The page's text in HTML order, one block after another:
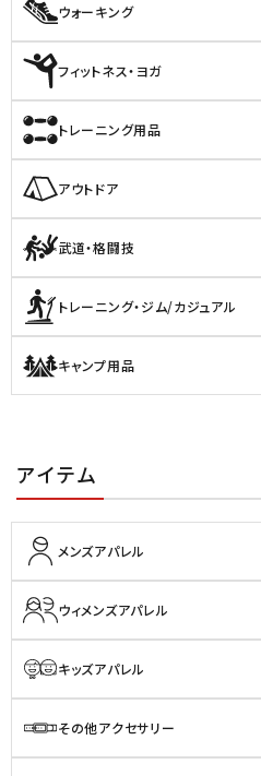
ウォーキング
フィットネス・ヨガ
トレーニング用品
アウトドア
武道・格闘技
トレーニング・ジム/カジュアル
キャンプ用品
アイテム
メンズアパレル
ウィメンズアパレル
キッズアパレル
その他アクセサリー